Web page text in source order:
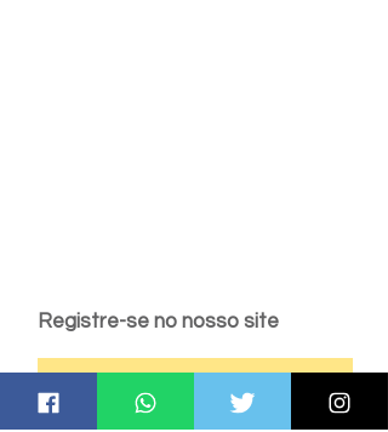
Registre-se no nosso site